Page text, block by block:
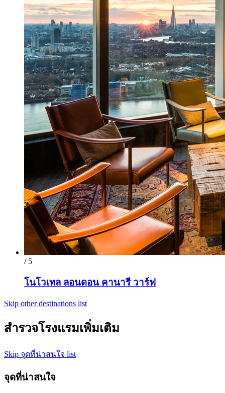
/ 5
โนโวเทล ลอนดอน คานารี วาร์ฟ
Skip other destinations list
สำรวจโรงแรมเพิ่มเติม
Skip จุดที่น่าสนใจ list
จุดที่น่าสนใจ